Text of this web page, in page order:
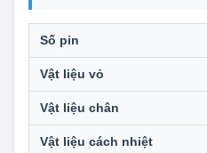
Số pin
Vật liệu vỏ
Vật liệu chân
Vật liệu cách nhiệt